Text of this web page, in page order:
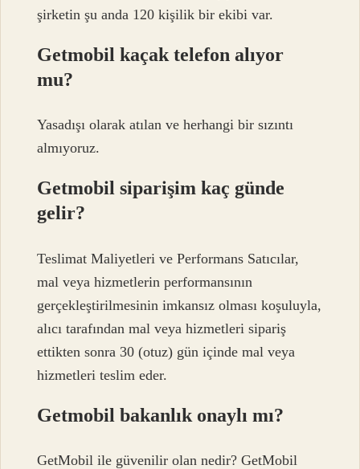
şirketin şu anda 120 kişilik bir ekibi var.
Getmobil kaçak telefon alıyor
mu?
Yasadışı olarak atılan ve herhangi bir sızıntı
almıyoruz.
Getmobil siparişim kaç günde
gelir?
Teslimat Maliyetleri ve Performans Satıcılar,
mal veya hizmetlerin performansının
gerçekleştirilmesinin imkansız olması koşuluyla,
alıcı tarafından mal veya hizmetleri sipariş
ettikten sonra 30 (otuz) gün içinde mal veya
hizmetleri teslim eder.
Getmobil bakanlık onaylı mı?
GetMobil ile güvenilir olan nedir? GetMobil